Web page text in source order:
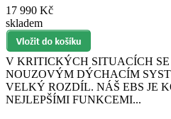
17 990 Kč
skladem
V KRITICKÝCH SITUACÍCH
NOUZOVÝM DÝCHACÍM
VELKÝ ROZDÍL. NÁŠ EBS JE
NEJLEPŠÍMI FUNKCEMI...